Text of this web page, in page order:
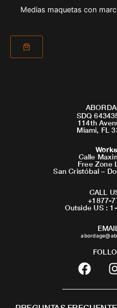
Medias maquetas con
SDQ
114th
Miami, FL
Calle
Free Zone
San Cristóbal –
CALL
+1877-
Outside US :
F
a
c
I